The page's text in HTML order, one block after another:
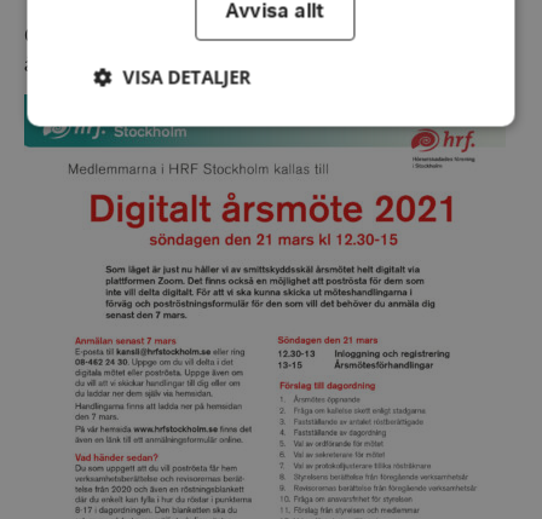
Genom att trycka på bilden kan du ladda ner en pdf av
årsmöteskallelsen.
Avvisa allt
VISA DETALJER
Strikt nödvändigt Prestanda
Funktioner
kärnwebbplatsfunktioner som användarinloggning
och kontohantering. Webbplatsen kan inte
användas ordentligt utan strikt nödvändiga cookies.
Namn
Leverantör
hrf-popup-closed-*